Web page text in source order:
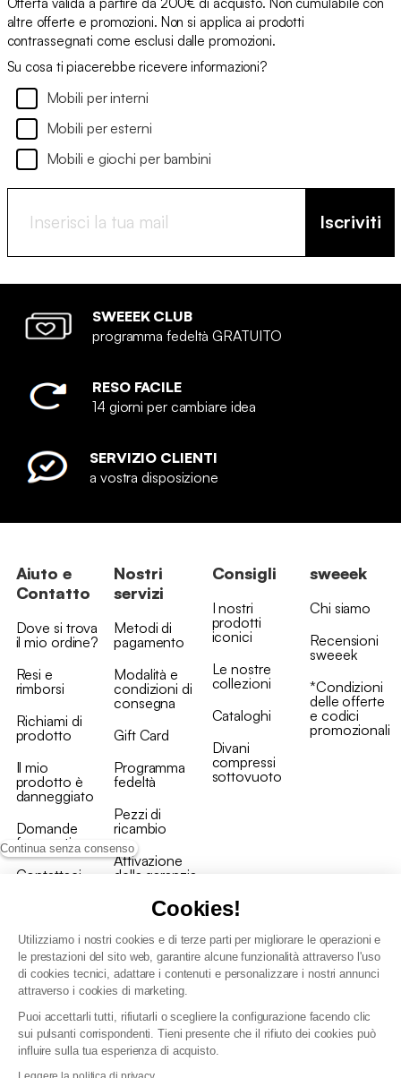
Continua senza consenso
Cookies!
Utilizziamo i nostri cookies e di terze parti per migliorare le operazioni e
le prestazioni del sito web, garantire alcune funzionalità attraverso l'uso
di cookies tecnici, adattare i contenuti e personalizzare i nostri annunci
attraverso i cookies di marketing.
Puoi accettarli tutti, rifiutarli o scegliere la configurazione facendo clic
sui pulsanti corrispondenti. Tieni presente che il rifiuto dei cookies può
influire sulla tua esperienza di acquisto.
altre offerte e promozioni. Non si applica ai prodotti
contrassegnati come esclusi dalle promozioni.
Su cosa ti piacerebbe ricevere informazioni?
Mobili per interni
Mobili per esterni
Mobili e giochi per bambini
Iscriviti
SWEEEK CLUB
programma fedeltà GRATUITO
RESO FACILE
14 giorni per cambiare idea
SERVIZIO CLIENTI
a vostra disposizione
Aiuto e
Contatto
Dove si trova
il mio ordine?
Resi e
rimborsi
Richiami di
prodotto
Il mio
prodotto è
danneggiato
Domande
frequenti
Contattaci
Nostri
servizi
Metodi di
pagamento
Modalità e
condizioni di
consegna
Gift Card
Programma
fedeltà
Pezzi di
ricambio
Attivazione
della garanzia
Consigli
I nostri
prodotti
iconici
Le nostre
collezioni
Cataloghi
Divani
compressi
sottovuoto
sweeek
Chi siamo
Recensioni
sweeek
*Condizioni
delle offerte
e codici
promozionali
Condizioni generali vendita
Politica di gestione dei dati personali e dei cookie
Condizioni generali di vendita per clienti professionali
Dichiarazione di accessibilità